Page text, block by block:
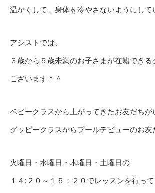
温かくして、身体を冷やさないようにして
アシストでは、
３歳から５歳未満のお子さまが在籍でき
ございます＾＾
ベビークラスから上がってきたお友だちが
グッピークラスからプールデビューのお友
火曜日・水曜日・木曜日・土曜日の
１４:２０～１５：２０でレッスンを行っ